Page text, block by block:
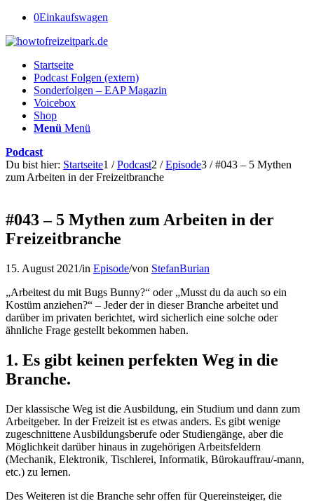
0Einkaufswagen
Startseite
Podcast Folgen (extern)
Sonderfolgen – EAP Magazin
Voicebox
Shop
Menü Menü
Podcast
Du bist hier: Startseite1 / Podcast2 / Episode3 / #043 – 5 Mythen
zum Arbeiten in der Freizeitbranche
#043 – 5 Mythen zum Arbeiten in der
Freizeitbranche
15. August 2021/in Episode/von StefanBurian
„Arbeitest du mit Bugs Bunny?“ oder „Musst du da auch so ein
Kostüm anziehen?“ – Jeder der in dieser Branche arbeitet und
darüber im privaten berichtet, wird sicherlich eine solche oder
ähnliche Frage gestellt bekommen haben.
1. Es gibt keinen perfekten Weg in die
Branche.
Der klassische Weg ist die Ausbildung, ein Studium und dann zum
Arbeitgeber. In der Freizeit ist es etwas anders. Es gibt wenige
zugeschnittene Ausbildungsberufe oder Studiengänge, aber die
Möglichkeit darüber hinaus in zugehörigen Arbeitsfeldern
(Mechanik, Elektronik, Tischlerei, Informatik, Bürokauffrau/-mann,
etc.) zu lernen.
Des Weiteren ist die Branche sehr offen für Quereinsteiger, die